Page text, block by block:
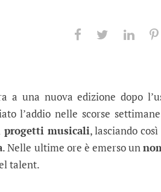
il nome del nuovo
prende forma la nuova
a una nuova edizione dopo
l’addio nelle scorse
progetti musicali, lasciando
. Nelle ultime ore è emerso un
talent.